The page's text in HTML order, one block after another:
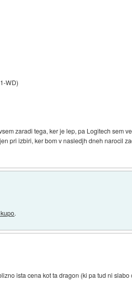
WD)
zaradi tega, ker je lep, pa Logitech sem
pri izbiri, ker bom v nasledjh dneh narocil
.
ista cena kot ta dragon (ki pa tud ni slabo